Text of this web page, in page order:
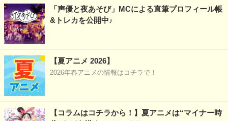
「声優と夜あそび」MCによる直筆プロフィール帳
&トレカを公開中♪
【夏アニメ 2026】
2026年春アニメの情報はコチラで！
【コラムはコチラから！】夏アニメは“マイナー時